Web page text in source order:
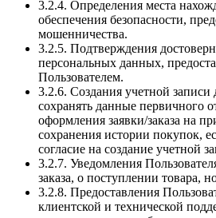
3.2.4. Определения места
обеспечения безопасности,
мошенничества.
3.2.5. Подтверждения
персональных данных,
Пользователем.
3.2.6. Создания учетной записи
сохранять данные первичного
оформления заявки/заказа на
сохранения истории покупок,
согласие на создание учетной
3.2.7. Уведомления
заказа, о поступлении товара,
3.2.8. Предоставления
клиентской и технической